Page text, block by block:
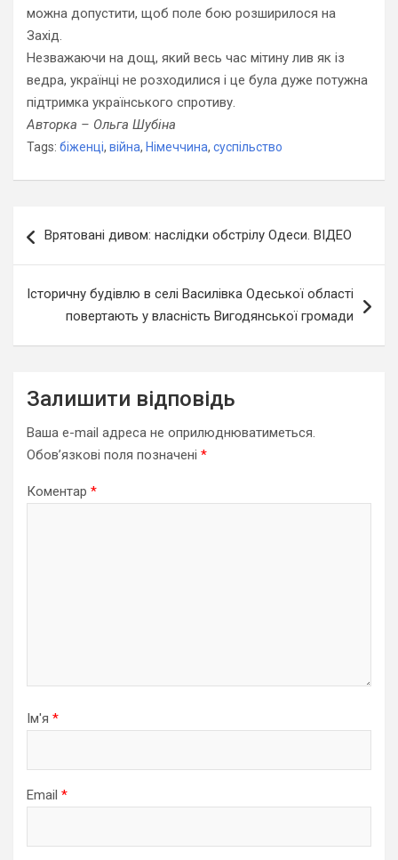
можна допустити, щоб поле бою розширилося на
Захід.
Незважаючи на дощ, який весь час мітину лив як із
ведра, українці не розходилися і це була дуже потужна
підтримка українського спротиву.
Авторка – Ольга Шубіна
Tags: біженці, війна, Німеччина, суспільство
записів
Врятовані дивом: наслідки обстрілу Одеси. ВІДЕО
Історичну будівлю в селі Василівка Одеської області
повертають у власність Вигодянської громади
Залишити відповідь
Ваша e-mail адреса не оприлюднюватиметься.
Обов’язкові поля позначені *
Коментар *
Ім'я *
Email *